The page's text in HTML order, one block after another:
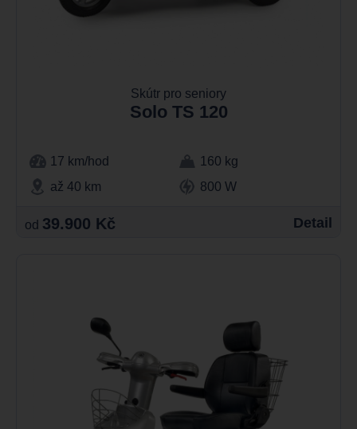
Skútr pro seniory
Solo TS 120
17 km/hod
160 kg
až 40 km
800 W
od 39.900 Kč Detail